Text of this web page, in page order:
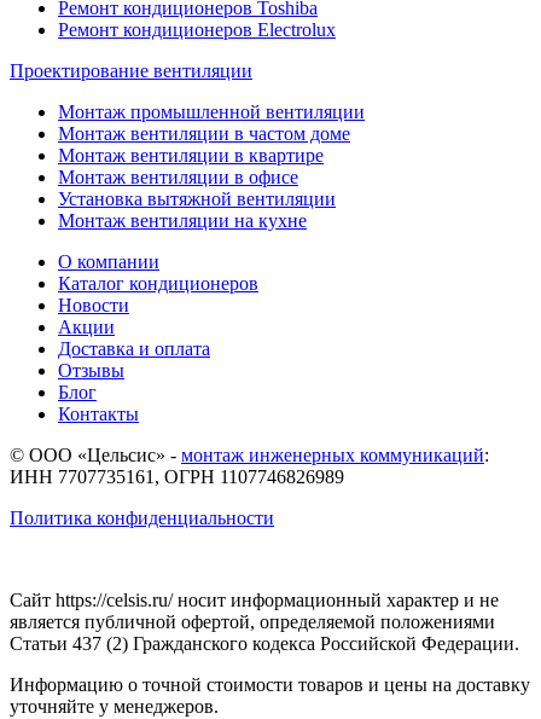
Ремонт кондиционеров Toshibа
Ремонт кондиционеров Electrolux
Проектирование вентиляции
Монтаж промышленной вентиляции
Монтаж вентиляции в частом доме
Монтаж вентиляции в квартире
Монтаж вентиляции в офисе
Установка вытяжной вентиляции
Монтаж вентиляции на кухне
О компании
Каталог кондиционеров
Новости
Акции
Доставка и оплата
Отзывы
Блог
Контакты
© ООО «Цельсис» - монтаж инженерных коммуникаций:
ИНН 7707735161, ОГРН 1107746826989
Политика конфиденциальности
Сайт https://celsis.ru/ носит информационный характер и не
является публичной офертой, определяемой положениями
Статьи 437 (2) Гражданского кодекса Российской Федерации.
Информацию о точной стоимости товаров и цены на доставку
уточняйте у менеджеров.